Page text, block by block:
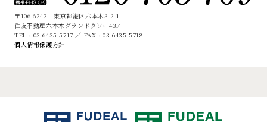
〒106-6243 東京都港区六本木3-2-1
住友不動産六本木グランドタワー43F
TEL : 03-6435-5717 ／ FAX : 03-6435-5718
個人情報保護方針